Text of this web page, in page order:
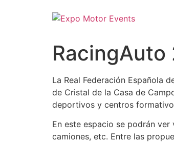
La Real Federación Española
de Cristal de la Casa de
deportivos y centros
En este espacio se podrán
camiones, etc. Entre las